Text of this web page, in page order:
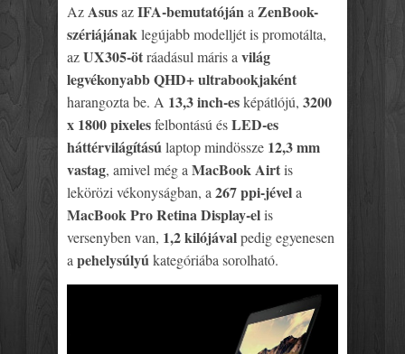
AzAsusazIFA-bemutatójánaZenBook-
szériájánaklegújabb modelljét is promotálta,
azUX305-ötráadásul máris avilág
legvékonyabb QHD+ ultrabookjaként
harangozta be. A 13,3 inch-esképátlójú, 3200
x 1800 pixelesfelbontású ésLED-es
háttérvilágításúlaptop mindössze 12,3 mm
vastag, amivel még aMacBook Airtis
lekörözi vékonyságban, a267 ppi-jévela
MacBook Pro Retina Display-elis
versenyben van, 1,2 kilójávalpedig egyenesen
apehelysúlyúkategóriába sorolható.